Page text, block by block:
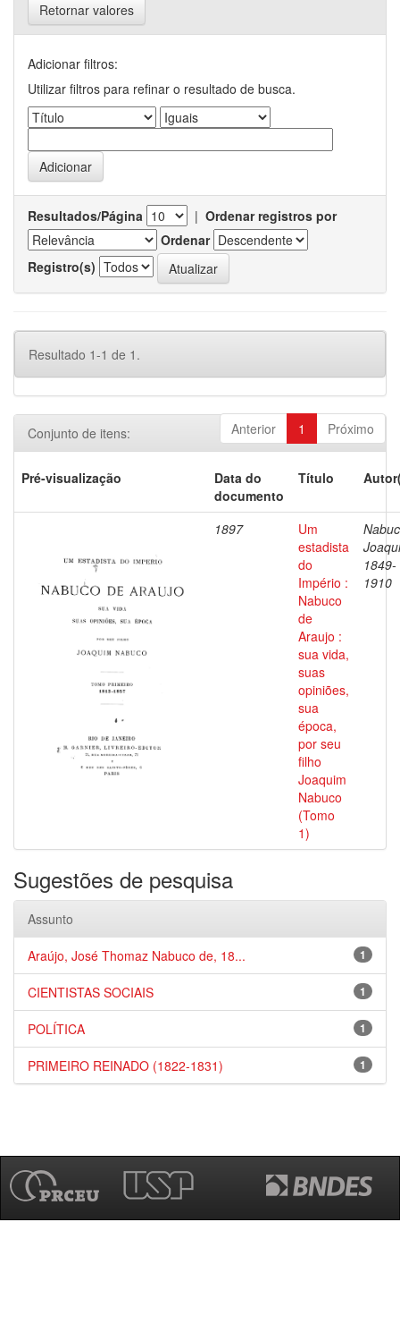
Retornar valores
Adicionar filtros:
Utilizar filtros para refinar o resultado de busca.
Resultados/Página | Ordenar registros por
Ordenar
Registro(s)
Resultado 1-1 de 1.
Anterior 1 Próximo
Conjunto de itens:
Pré-visualização
Data do
documento
Título
1897
Um
estadista
do
Império :
Nabuco
de
Araujo :
sua vida,
suas
opiniões,
sua
época,
por seu
filho
Joaquim
Nabuco
(Tomo
1)
1849-
1910
Sugestões de pesquisa
Assunto
1
Araújo, José Thomaz Nabuco de, 18...
1
CIENTISTAS SOCIAIS
1
POLÍTICA
1
PRIMEIRO REINADO (1822-1831)